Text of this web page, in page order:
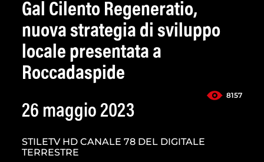
Gal Cilento Regeneratio,
nuova strategia di sviluppo
locale presentata a
Roccadaspide
8157
26 maggio 2023
STILETV HD CANALE 78 DEL DIGITALE
TERRESTRE